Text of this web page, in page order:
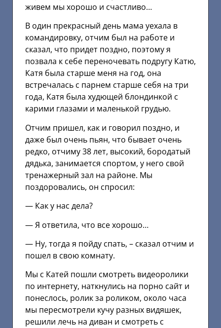
живем мы хорошо и счастливо…
В один прекрасный день мама уехала в
командировку, отчим был на работе и
сказал, что придет поздно, поэтому я
позвала к себе переночевать подругу Катю,
Катя была старше меня на год, она
встречалась с парнем старше себя на три
года, Катя была худющей блондинкой с
карими глазами и маленькой грудью.
Отчим пришел, как и говорил поздно, и
даже был очень пьян, что бывает очень
редко, отчиму 38 лет, высокий, бородатый
дядька, занимается спортом, у него свой
тренажерный зал на районе. Мы
поздоровались, он спросил:
— Как у нас дела?
— Я ответила, что все хорошо…
— Ну, тогда я пойду спать, – сказал отчим и
пошел в свою комнату.
Мы с Катей пошли смотреть видеоролики
по интернету, наткнулись на порно сайт и
понеслось, ролик за роликом, около часа
мы пересмотрели кучу разных видяшек,
решили лечь на диван и смотреть с